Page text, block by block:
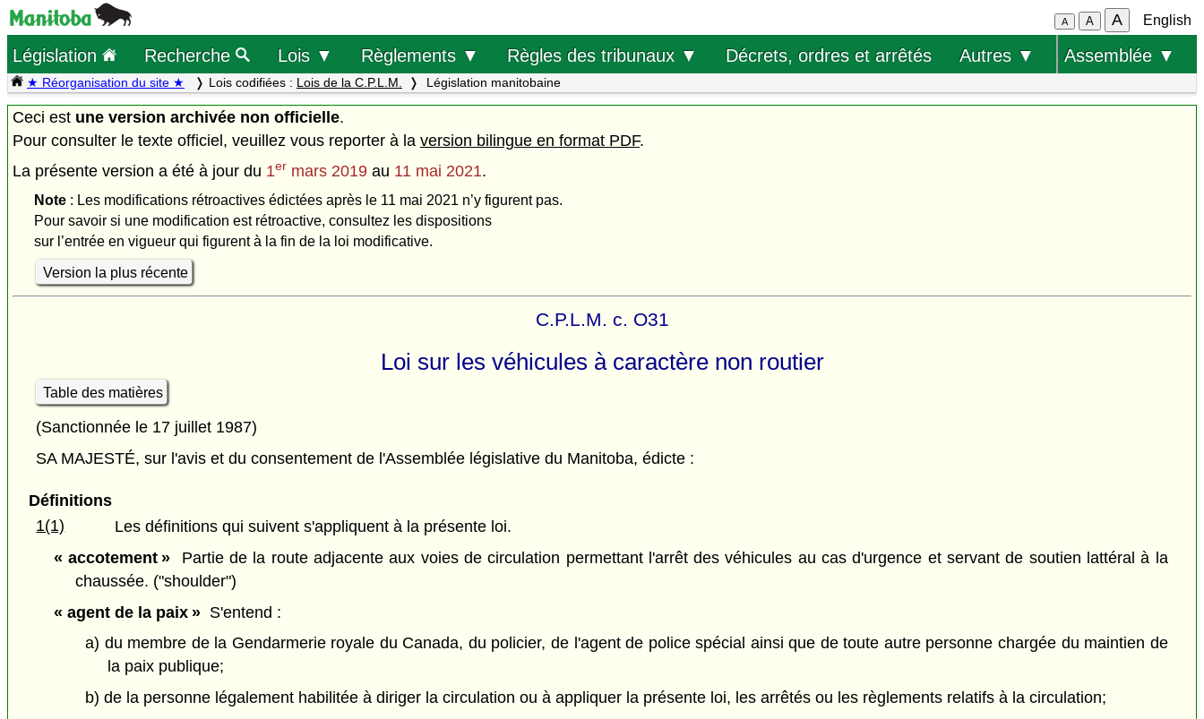
A A A English
Législation Recherche Lois ▼ Règlements ▼ Règles des tribunaux ▼ Décrets, ordres et arrêtés Autres ▼ Assemblée ▼
★ Réorganisation du site ★ Lois codifiées : Lois de la C.P.L.M. Législation manitobaine
Ceci est une version archivée non officielle.
Pour consulter le texte officiel, veuillez vous reporter à la version bilingue en format PDF.
La présente version a été à jour du 1er mars 2019 au 11 mai 2021.
Note: Les modifications rétroactives édictées après le 11 mai 2021 n’y figurent pas.
Pour savoir si une modification est rétroactive, consultez les dispositions
sur l’entrée en vigueur qui figurent à la fin de la loi modificative.
Version la plus récente
C.P.L.M. c. O31
Loi sur les véhicules à caractère non routier
Table des matières
(Sanctionnée le 17 juillet 1987)
SA MAJESTÉ, sur l'avis et du consentement de l'Assemblée législative du Manitoba, édicte :
Définitions
1(1)
Les définitions qui suivent s'appliquent à la présente loi.
« accotement » Partie de la route adjacente aux voies de circulation permettant l'arrêt des véhicules au cas d'urgence et servant de soutien lattéral à la
chaussée. ("shoulder")
« agent de la paix »S'entend :
a) du membre de la Gendarmerie royale du Canada, du policier, de l'agent de police spécial ainsi que de toute autre personne chargée du maintien de
la paix publique;
b) de la personne légalement habilitée à diriger la circulation ou à appliquer la présente loi, les arrêtés ou les règlements relatifs à la circulation;